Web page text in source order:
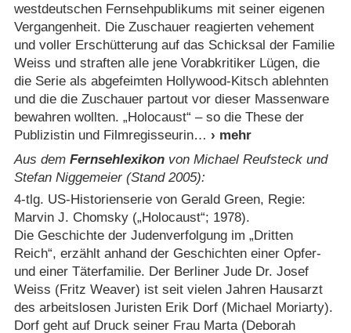
westdeutschen Fernsehpublikums mit seiner eigenen
Vergangenheit. Die Zuschauer reagierten vehement
und voller Erschütterung auf das Schicksal der Familie
Weiss und straften alle jene Vorabkritiker Lügen, die
die Serie als abgefeimten Hollywood-Kitsch ablehnten
und die die Zuschauer partout vor dieser Massenware
bewahren wollten. „Holocaust“ – so die These der
Publizistin und Filmregisseurin
Aus dem Fernsehlexikonvon Michael Reufsteck und
Stefan Niggemeier (Stand 2005):
4-tlg. US-Historienserie von Gerald Green, Regie:
Marvin J. Chomsky („Holocaust“; 1978).
Die Geschichte der Judenverfolgung im „Dritten
Reich“, erzählt anhand der Geschichten einer Opfer-
und einer Täterfamilie. Der Berliner Jude Dr. Josef
Weiss (Fritz Weaver) ist seit vielen Jahren Hausarzt
des arbeitslosen Juristen Erik Dorf (Michael Moriarty).
Dorf geht auf Druck seiner Frau Marta (Deborah